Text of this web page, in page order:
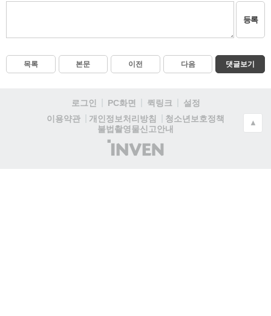
등록
목록 본문 이전 다음 댓글보기
로그인 PC화면 퀵링크
설정
이용약관
개인정보처리방침
청소년보호정책
불법촬영물신고안내
(주)
인
▲